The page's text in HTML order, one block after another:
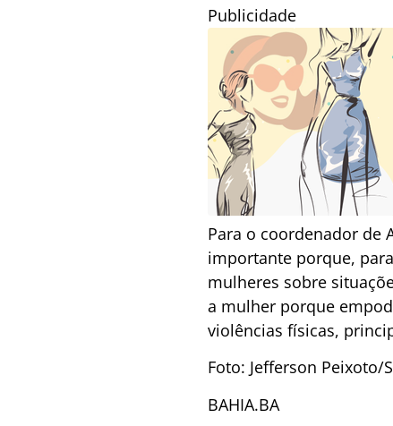
Publicidade
Para o coordenador de
importante porque,
mulheres sobre
a mulher porque
violências físicas,
Foto: Jefferson Peixoto/
BAHIA.BA